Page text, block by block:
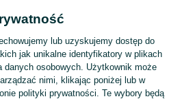
lub uzyskujemy dostęp do
jak unikalne identyfikatory w plikach
danych osobowych. Użytkownik może
nimi, klikając poniżej lub w
polityki prywatności. Te wybory będą